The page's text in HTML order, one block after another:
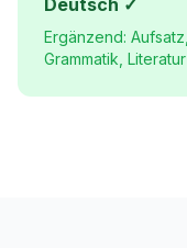
Deutsch ✓
Ergänzend: Aufsatz,
Grammatik, Literatur